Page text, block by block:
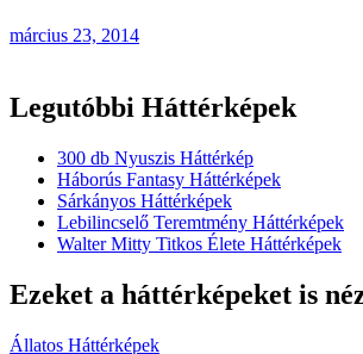
március 23, 2014
Legutóbbi Háttérképek
300 db Nyuszis Háttérkép
Háborús Fantasy Háttérképek
Sárkányos Háttérképek
Lebilincselő Teremtmény Háttérképek
Walter Mitty Titkos Élete Háttérképek
Ezeket a háttérképeket is
Állatos Háttérképek